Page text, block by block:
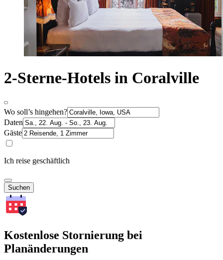
2-Sterne-Hotels in Coralville
Wo soll’s hingehen?
Daten
Gäste
Ich reise geschäftlich
Suchen
Kostenlose Stornierung bei
Planänderungen